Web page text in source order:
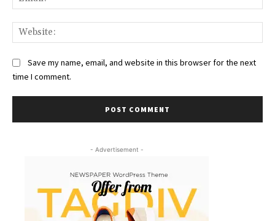
Save my name, email, and website in this browser for the next
time I comment.
- Advertisement -